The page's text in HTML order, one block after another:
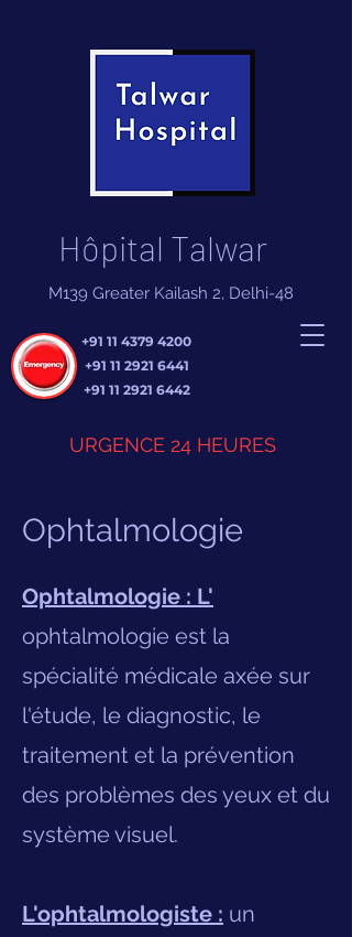
Hôpital Talwar
+91 11 4379 4200
+91 11 2921 6441
+91 11 2921 6442
URGENCE 24 HEURES
M139 Greater Kailash 2, Delhi-48
Ophtalmologie
Ophtalmologie : L'
ophtalmologie est la
spécialité médicale axée sur
l'étude, le diagnostic, le
traitement et la prévention
des problèmes des yeux et du
système visuel.
L'ophtalmologiste : un